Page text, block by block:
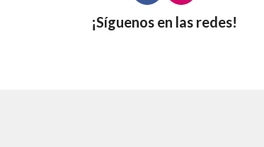
¡Síguenos en las redes!